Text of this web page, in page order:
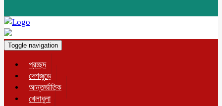
Toggle navigation
প্রচ্ছদ
দেশজুড়ে
আন্তর্জাতিক
খেলাধুলা